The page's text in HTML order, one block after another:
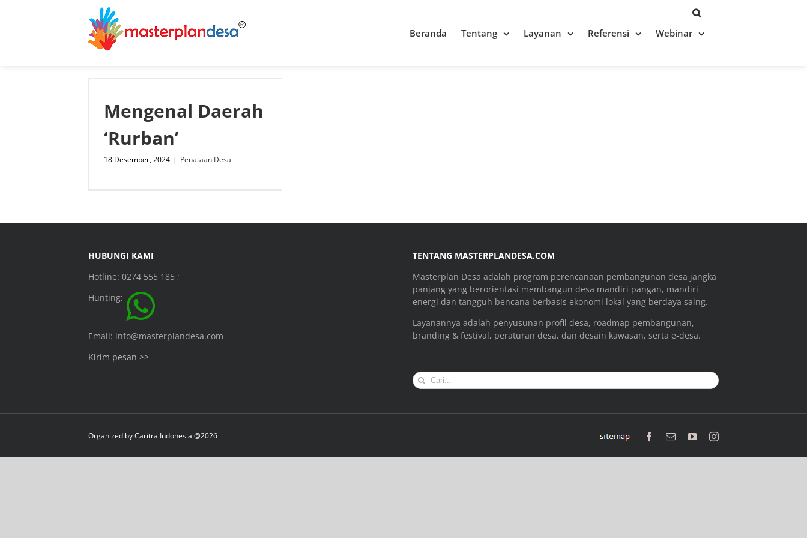
Beranda Tentang Layanan Referensi Webinar
Mengenal Daerah
‘Rurban’
18 Desember, 2024 | Penataan Desa
HUBUNGI KAMI
Hotline: 0274 555 185 ;
Hunting:
Email: info@masterplandesa.com
Kirim pesan >>
TENTANG MASTERPLANDESA.COM
Masterplan Desa adalah program perencanaan pembangunan desa jangka
panjang yang berorientasi membangun desa mandiri pangan, mandiri
energi dan tangguh bencana berbasis ekonomi lokal yang berdaya saing.
Layanannya adalah penyusunan profil desa, roadmap pembangunan,
branding & festival, peraturan desa, dan desain kawasan, serta e-desa.
Search
for:
Organized byCaritra Indonesia @2026 sitemap Facebook
EmailYouTubeInstagram